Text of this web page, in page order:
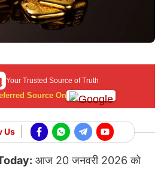
Your Trusted Source of Truth
Source On
Us
आज 20 जनवरी 2026 को